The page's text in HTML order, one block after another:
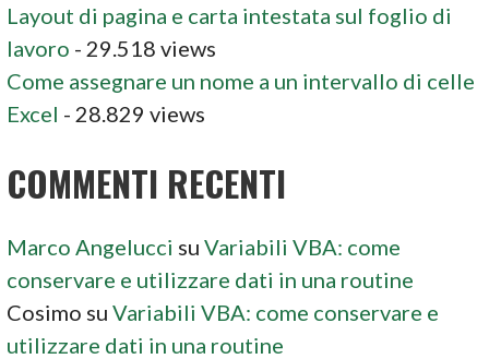
Layout di pagina e carta intestata sul foglio di
lavoro - 29.518 views
Come assegnare un nome a un intervallo di celle
Excel - 28.829 views
COMMENTI RECENTI
Marco Angelucci suVariabili VBA: come
conservare e utilizzare dati in una routine
Cosimo suVariabili VBA: come conservare e
utilizzare dati in una routine